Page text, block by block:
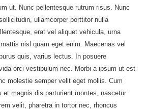
ut. Nunc pellentesque rutrum risus. Nunc
ullamcorper porttitor nulla
erat vel aliquet vehicula, urna
nisl quam eget enim. Maecenas vel
quis, varius lectus. In posuere
orci vestibulum nec. Morbi a ipsum ut est
molestie semper velit eget mollis. Cum
et magnis dis parturient montes, nascetur
velit, pharetra in tortor nec, rhoncus